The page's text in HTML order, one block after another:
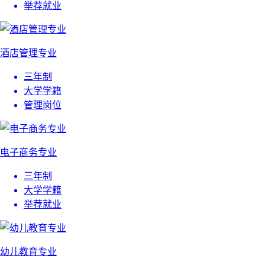
举荐就业
酒店管理专业
三年制
大学学籍
管理岗位
电子商务专业
三年制
大学学籍
举荐就业
幼儿教育专业